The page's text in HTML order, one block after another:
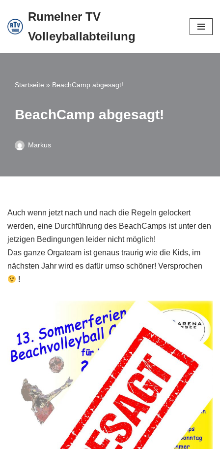
Zum
springen
Rumelner TV
Volleyballabteilung
Startseite » BeachCamp abgesagt!
BeachCamp abgesagt!
Markus
Auch wenn jetzt nach und nach die Regeln gelockert
werden, eine Durchführung des BeachCamps ist unter den
jetzigen Bedingungen leider nicht möglich!
Das ganze Orgateam ist genaus traurig wie die Kids, im
nächsten Jahr wird es dafür umso schöner! Versprochen
!